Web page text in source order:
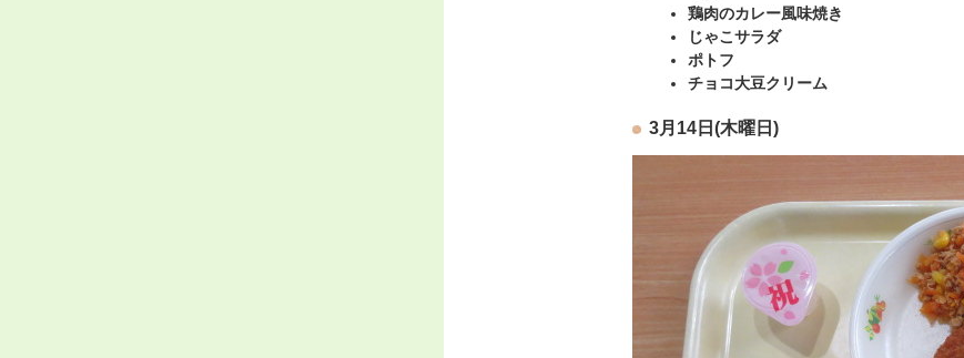
鶏肉のカレー風味焼き
じゃこサラダ
ポトフ
チョコ大豆クリーム
3月14日(木曜日)